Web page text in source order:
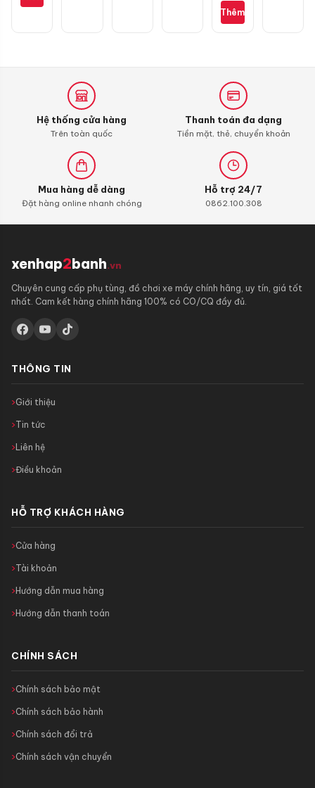
càng
cho
Honda
Thêm
Hệ thống cửa hàng
Trên toàn quốc
Thanh toán đa dạng
Tiền mặt, thẻ, chuyển khoản
Mua hàng dễ dàng
Đặt hàng online nhanh chóng
Hỗ trợ 24/7
0862.100.308
xenhap2banh.vn
Chuyên cung cấp phụ tùng, đồ chơi xe máy chính hãng, uy tín, giá tốt
nhất. Cam kết hàng chính hãng 100% có CO/CQ đầy đủ.
THÔNG TIN
Giới thiệu
Tin tức
Liên hệ
Điều khoản
HỖ TRỢ KHÁCH HÀNG
Cửa hàng
Tài khoản
Hướng dẫn mua hàng
Hướng dẫn thanh toán
CHÍNH SÁCH
Chính sách bảo mật
Chính sách bảo hành
Chính sách đổi trả
Chính sách vận chuyển